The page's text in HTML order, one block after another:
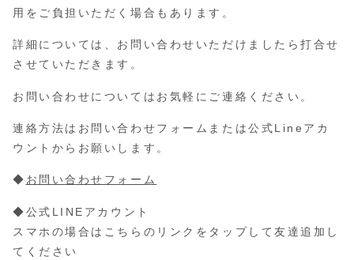
用をご負担いただく場合もあります。
詳細については、お問い合わせいただけましたら打合せ
させていただきます。
お問い合わせについてはお気軽にご連絡ください。
連絡方法はお問い合わせフォームまたは公式Lineアカ
ウントからお願いします。
◆ お問い合わせフォーム
◆公式LINEアカウント
スマホの場合はこちらのリンクをタップして友達追加し
てください